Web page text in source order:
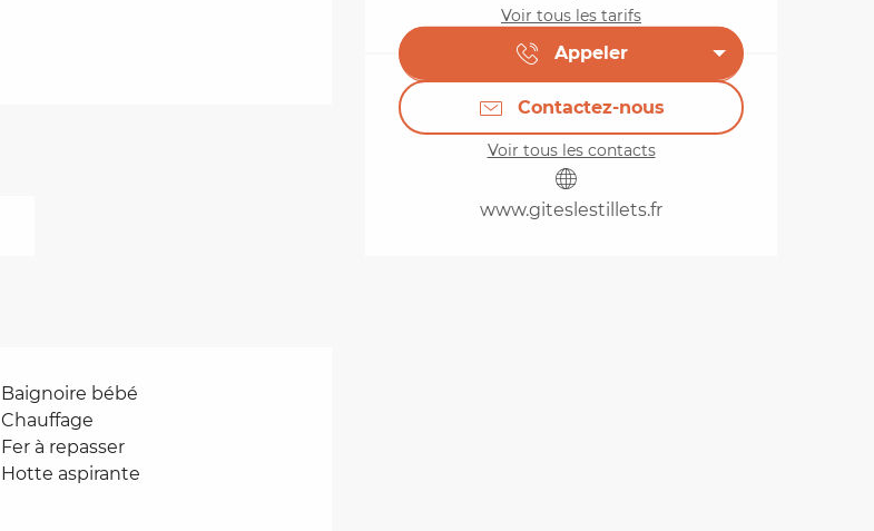
Voir tous les tarifs
Appeler
Contactez-nous
Voir tous les contacts
www.giteslestillets.fr
Baignoire bébé
Chauffage
Fer à repasser
Hotte aspirante